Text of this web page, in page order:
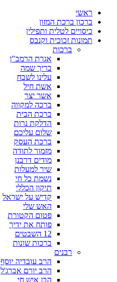
ראשי
ברכון ברכת המזון
כיסויים לטלית ותפילין
תמונות זכוכית וקנבס
ברכות
אגרת הרמב"ן
בריך שמה
עלינו לשבח
אשת חיל
אשר יצר
ברכה למקווה
ברכת הבית
הדלקת נרות
שלום עליכם
ברכת העסק
מזמור לתודה
מודים דרבנן
שיר למעלות
נשמת כל חי
תיקון הכללי
קדיש על ישראל
האש שלי
פטום הקטורת
פותח את ידיך
12 השבטים
ברכות שונות
רבנים
הרב עובדיה יוסף
הרב יורם אברג'ל
הבן איש חי